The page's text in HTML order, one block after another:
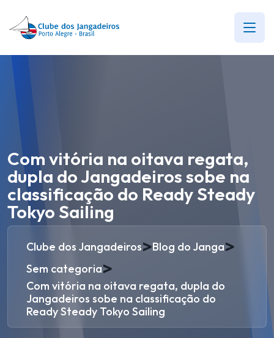
Com vitória na oitava regata,
dupla do Jangadeiros sobe na
classificação do Ready Steady
Tokyo Sailing
Clube dos Jangadeiros>Blog do Janga>
Sem categoria>
Com vitória na oitava regata, dupla do
Jangadeiros sobe na classificação do
Ready Steady Tokyo Sailing